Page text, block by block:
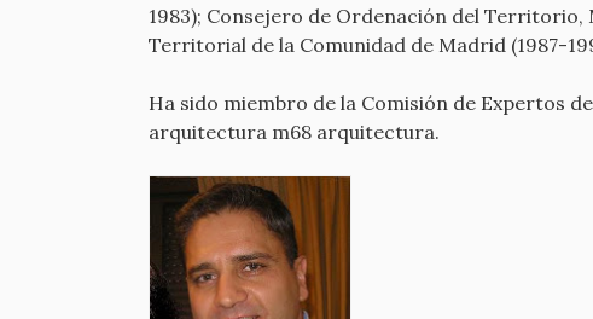
1983); Consejero de Ordenación del Territorio,
Territorial de la Comunidad de Madrid (1987-
Ha sido miembro de la Comisión de Expertos
arquitectura m68 arquitectura.